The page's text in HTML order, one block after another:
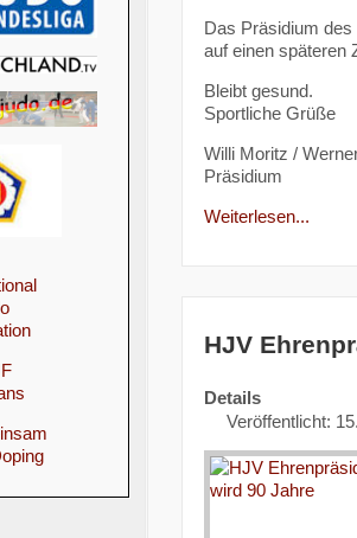
Das Präsidium
auf einen späteren
Bleibt gesund.
Sportliche Grüße
Willi Moritz /
Präsidium
Weiterlesen...
HJV
Details
Veröffentlicht: